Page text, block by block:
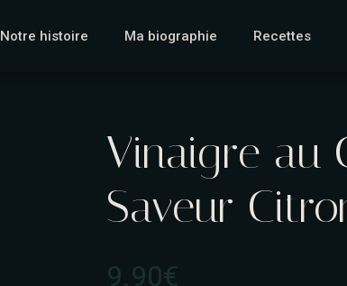
Notre histoire Ma biographie Recettes
Vinaigre au
Saveur
9.90€